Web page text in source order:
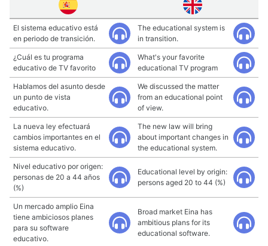
El sistema educativo está
en periodo de transición.
The educational system is
in transition.
¿Cuál es tu programa
educativo de TV favorito
What's your favorite
educational TV program
Hablamos del asunto desde
un punto de vista
educativo.
We discussed the matter
from an educational point
of view.
La nueva ley efectuará
cambios importantes en el
sistema educativo.
The new law will bring
about important changes in
the educational system.
Nivel educativo por origen:
personas de 20 a 44 años
(%)
Educational level by origin:
persons aged 20 to 44 (%)
Un mercado amplio Eina
tiene ambiciosos planes
para su software
educativo.
Broad market Eina has
ambitious plans for its
educational software.